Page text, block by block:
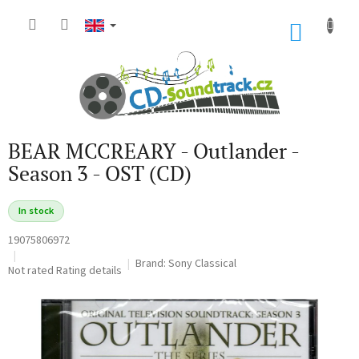
BEAR MCCREARY - Outlander -
Season 3 - OST (CD)
In stock
19075806972
The
product
Not rated Rating details Brand: Sony Classical